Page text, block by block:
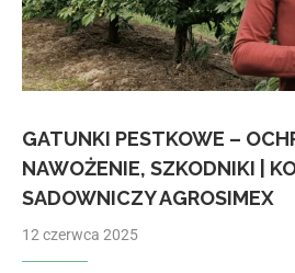
GATUNKI PESTKOWE –
NAWOŻENIE, SZKODNIKI |
SADOWNICZY AGROSIMEX
12 czerwca 2025